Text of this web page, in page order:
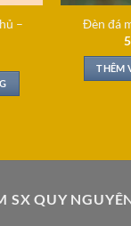
–
Đèn đá
THÊM
SX QUY